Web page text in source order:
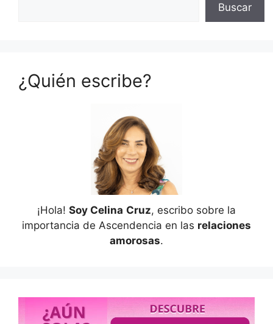
Buscar
¿Quién escribe?
¡Hola! Soy Celina Cruz, escribo sobre la
importancia de Ascendencia en las relaciones
amorosas.